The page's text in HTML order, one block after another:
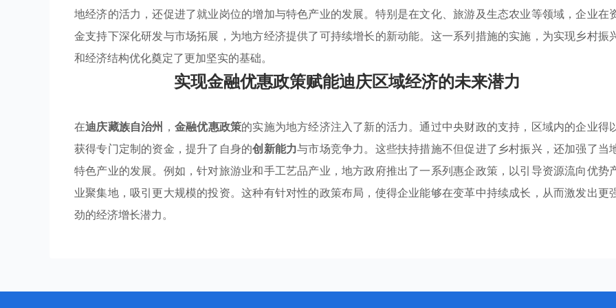
地经济的活力，还促进了就业岗位的增加与特色产业的发展。特别是在文化、旅游及生态农业等领域，企业在
金支持下深化研发与市场拓展，为地方经济提供了可持续增长的新动能。这一系列措施的实施，为实现乡村振
和经济结构优化奠定了更加坚实的基础。
实现金融优惠政策赋能迪庆区域经济的未来潜力
在迪庆藏族自治州 ， 金融优惠政策的实施为地方经济注入了新的活力。通过中央财政的支持，区域内的企业得
获得专门定制的资金，提升了自身的创新能力与市场竞争力。这些扶持措施不但促进了乡村振兴，还加强了当
特色产业的发展。例如，针对旅游业和手工艺品产业，地方政府推出了一系列惠企政策，以引导资源流向优势
业聚集地，吸引更大规模的投资。这种有针对性的政策布局，使得企业能够在变革中持续成长，从而激发出更
劲的经济增长潜力。